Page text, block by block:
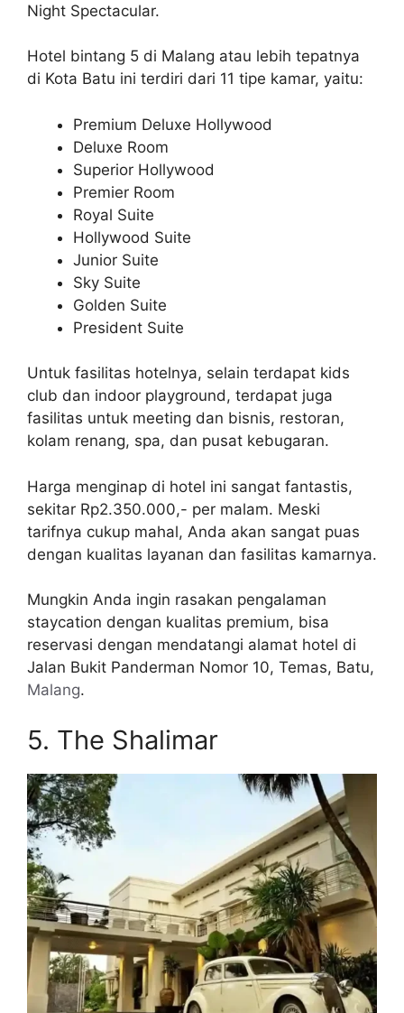
Night Spectacular.
Hotel bintang 5 di Malang atau lebih tepatnya
di Kota Batu ini terdiri dari 11 tipe kamar, yaitu:
Premium Deluxe Hollywood
Deluxe Room
Superior Hollywood
Premier Room
Royal Suite
Hollywood Suite
Junior Suite
Sky Suite
Golden Suite
President Suite
Untuk fasilitas hotelnya, selain terdapat kids
club dan indoor playground, terdapat juga
fasilitas untuk meeting dan bisnis, restoran,
kolam renang, spa, dan pusat kebugaran.
Harga menginap di hotel ini sangat fantastis,
sekitar Rp2.350.000,- per malam. Meski
tarifnya cukup mahal, Anda akan sangat puas
dengan kualitas layanan dan fasilitas kamarnya.
Mungkin Anda ingin rasakan pengalaman
staycation dengan kualitas premium, bisa
reservasi dengan mendatangi alamat hotel di
Jalan Bukit Panderman Nomor 10, Temas, Batu,
Malang.
5. The Shalimar